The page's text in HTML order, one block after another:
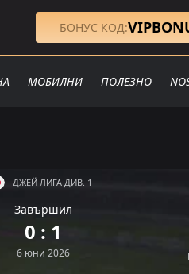
БОНУС КОД:
МОБИЛНИ ПОЛЕЗНО
ДЖЕЙ ЛИГА ДИВ. 1
Завършил
0 : 1
6 юни 2026